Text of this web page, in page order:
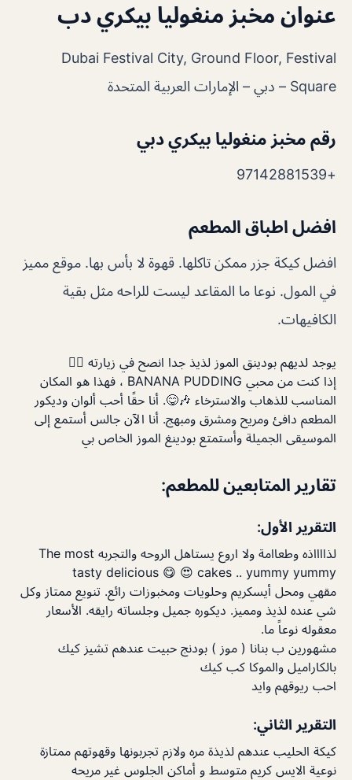
عنوان مخبز منغوليا بيكري دب
Dubai Festival City, Ground Floor, Festival
Square – دبي – الإمارات العربية المتحدة
رقم مخبز منغوليا بيكري دبي
+97142881539
افضل اطباق المطعم
افضل كيكة جزر ممكن تاكلها. قهوة لا بأس بها. موقع مميز
في المول. نوعا ما المقاعد ليست للراحه مثل بقية
الكافيهات.
يوجد لديهم بودينق الموز لذيذ جدا انصح في زيارته ✌🏻
إذا كنت من محبي BANANA PUDDING ، فهذا هو المكان
المناسب للذهاب والاسترخاء 🎶😋. أنا حقًا أحب ألوان وديكور
المطعم دافئ ومريح ومشرق ومبهج. أنا الآن جالس أستمع إلى
الموسيقى الجميلة وأستمتع بودينغ الموز الخاص بي
تقارير المتابعين للمطعم:
التقرير الأول:
لذااااذه وطعاامة ولا اروع يستاهل الروحه والتجربه The most
tasty delicious 😋 😍 cakes .. yummy yummy
مقهي ومحل أيسكريم وحلويات ومخبوزات رائع. تنويع ممتاز وكل
شي عنده لذيذ ومميز. ديكوره جميل وجلساته رايقه. الأسعار
معقوله نوعاً ما.
مشهورين ب بنانا ( موز ) بودنج حبيت عندهم تشيز كيك
بالكاراميل والموكا كب كيك
احب ريوقهم وايد
التقرير الثاني:
كيكة الحليب عندهم لذيذة مره ولازم تجربونها وقهوتهم ممتازة
نوعية الايس كريم متوسط و أماكن الجلوس غير مريحه